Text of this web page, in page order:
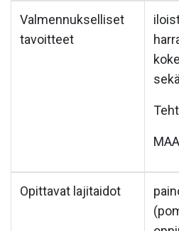
Valmennukselliset
tavoitteet
Opittavat lajitaidot